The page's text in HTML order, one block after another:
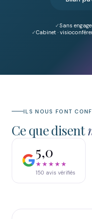
Sans
Cabinet ·
ILS NOUS FONT
Ce que disent
5,0
★★★★★
150 avis vérifiés